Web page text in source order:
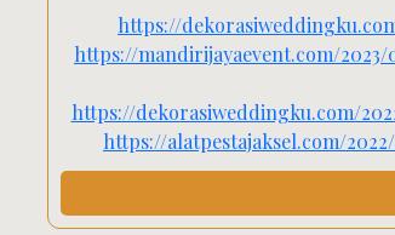
https://
https://mandirijayaevent.com/
https://dekorasiweddingku.com/
https://alatpestajaksel.com/